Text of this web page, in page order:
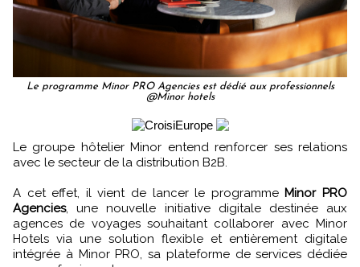
Le programme Minor PRO Agencies est dédié aux professionnels
@Minor hotels
Le groupe hôtelier Minor entend renforcer ses relations
avec le secteur de la distribution B2B.
A cet effet, il vient de lancer le programme Minor PRO
Agencies, une nouvelle initiative digitale destinée aux
agences de voyages souhaitant collaborer avec Minor
Hotels via une solution flexible et entièrement digitale
intégrée à Minor PRO, sa plateforme de services dédiée